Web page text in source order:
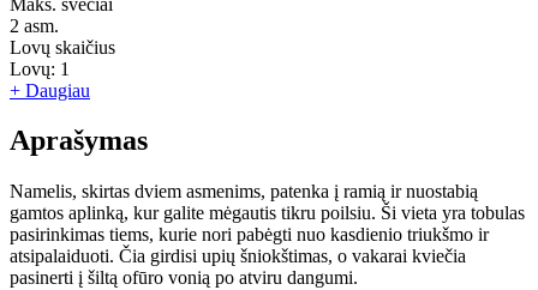
2 asm.
Lovų skaičius
Lovų: 1
+ Daugiau
Aprašymas
Namelis, skirtas dviem asmenims, patenka į ramią ir nuostabią
gamtos aplinką, kur galite mėgautis tikru poilsiu. Ši vieta yra tobulas
pasirinkimas tiems, kurie nori pabėgti nuo kasdienio triukšmo ir
atsipalaiduoti. Čia girdisi upių šniokštimas, o vakarai kviečia
pasinerti į šiltą ofūro vonią po atviru dangumi.